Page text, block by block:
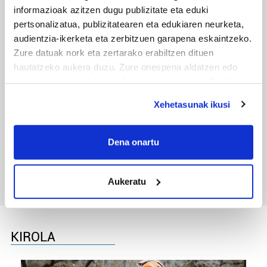
informazioak azitzen dugu publizitate eta eduki
pertsonalizatua, publizitatearen eta edukiaren neurketa,
audientzia-ikerketa eta zerbitzuen garapena eskaintzeko.
Zure datuak nork eta zertarako erabiltzen dituen
hautatzeko aukera duzu. Zure onespena aldatzen edo
If you allow, we would also like to:
Collect information about your geographical
meters
Identify your device by actively scanning it for
specific characteristics (fingerprinting)
Xehetasunak ikusi
Dena onartu
Aukeratu
KIROLA